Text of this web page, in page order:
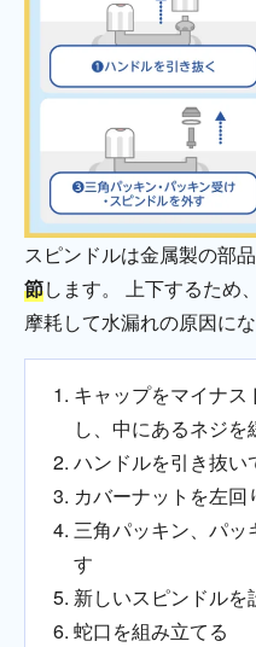
スピンドルは金属製の部品
節します。 上下するため
摩耗して水漏れの原因にな
キャップをマイナ
し、中にあるネジ
ハンドルを引き抜い
カバーナットを左回
三角パッキン、パ
す
新しいスピンドルを
蛇口を組み立てる